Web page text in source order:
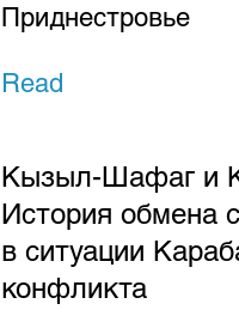
Приднестровье
Read
Кызыл-Шафаг и
История обмена
в ситуации
конфликта